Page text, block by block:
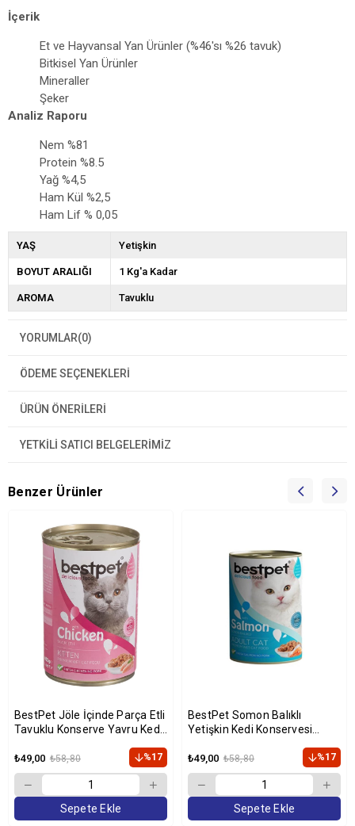
İçerik
Et ve Hayvansal Yan Ürünler (%46'sı %26 tavuk)
Bitkisel Yan Ürünler
Mineraller
Şeker
Analiz Raporu
Nem %81
Protein %8.5
Yağ %4,5
Ham Kül %2,5
Ham Lif % 0,05
YAŞ Yetişkin
BOYUT ARALIĞI 1 Kg'a Kadar
AROMA Tavuklu
YORUMLAR(0)
ÖDEME SEÇENEKLERI
ÜRÜN ÖNERILERI
YETKİLİ SATICI BELGELERİMİZ
Benzer Ürünler
BestPet Jöle İçinde Parça Etli
Tavuklu Konserve Yavru Kedi
₺49,00 ₺58,80 %17
Sepete Ekle
BestPet Somon Balıklı
Yetişkin Kedi Konservesi
₺49,00 ₺58,80 %17
Sepete Ekle